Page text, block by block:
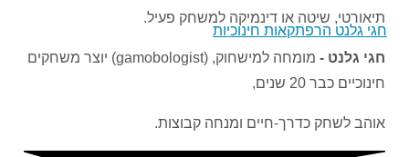
‬תיאורטי‭,‬ שיטה‭ ‬או‭ ‬דינמיקה‭ ‬למשחק‭ ‬פעיל‭.‬
חגי‭ ‬גלנט‭ -‬ ‭ ‬ מומחה‭ ‬למישחוק,‭ (‬ gamobologist
‬חינוכיים‭ ‬כבר‭ ‬20‭ ‬שנים‭,‬
אוהב‭ ‬לשחק‭ ‬כדרך‭-‬חיים‭ ‬ומנחה‭ ‬קבוצות‭.‬